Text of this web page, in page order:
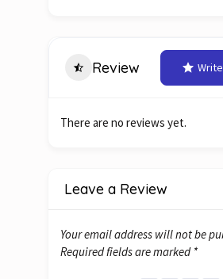
Review
There are no reviews yet.
Leave a Review
Your email address will not be
Required fields are marked *